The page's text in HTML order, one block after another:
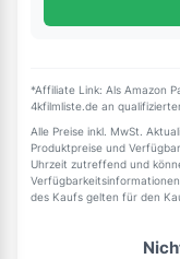
*Affiliate Link: Als Amazon
4kfilmliste.de an
Alle Preise inkl. MwSt.
Produktpreise und
Uhrzeit zutreffend und
des Kaufs gelten für den